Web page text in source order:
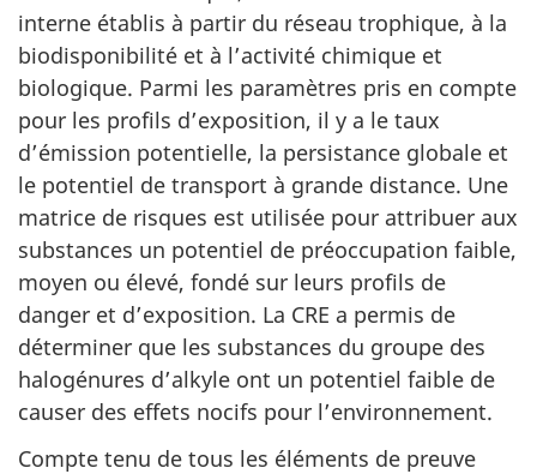
interne établis à partir du réseau trophique, à la
biodisponibilité et à l’activité chimique et
biologique. Parmi les paramètres pris en compte
pour les profils d’exposition, il y a le taux
d’émission potentielle, la persistance globale et
le potentiel de transport à grande distance. Une
matrice de risques est utilisée pour attribuer aux
substances un potentiel de préoccupation faible,
moyen ou élevé, fondé sur leurs profils de
danger et d’exposition. La CRE a permis de
déterminer que les substances du groupe des
halogénures d’alkyle ont un potentiel faible de
causer des effets nocifs pour l’environnement.
Compte tenu de tous les éléments de preuve